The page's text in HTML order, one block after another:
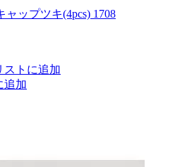
ップツキ(4pcs) 1708
ストに追加
追加